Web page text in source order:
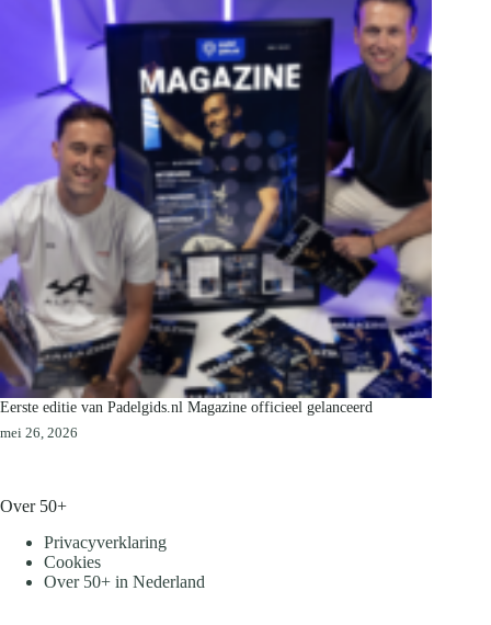
Eerste editie van Padelgids.nl Magazine officieel gelanceerd
mei 26, 2026
Over 50+
Privacyverklaring
Cookies
Over 50+ in Nederland